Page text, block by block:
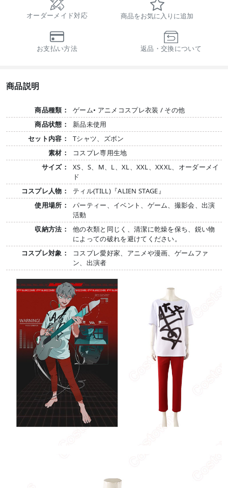
オーダーメイド対応 商品をお気に入りに追加
お支払い方法 返品・交換について
商品説明
商品種類：
ゲーム• アニメコスプレ衣装 / その他
商品状態：
新品未使用
セット内容：
Tシャツ、ズボン
素材：
コスプレ専用生地
サイズ：
XS、S、M、L、XL、XXL、XXXL、オーダーメイ
ド
コスプレ人物：
ティル(TILL)『ALIEN STAGE』
使用場所：
パーティー、イベント、ゲーム、撮影会、出演
活動
収納方法：
他の衣類と同じく、清潔に乾燥を保ち、鋭い物
によっての破れを避けてください。
コスプレ対象：
コスプレ愛好家、アニメや漫画、ゲームファ
ン、出演者